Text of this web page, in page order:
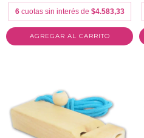
6 cuotas sin interés de $4.583,33